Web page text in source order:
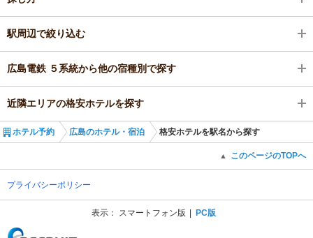
駅周辺で絞り込む
広島電鉄 ５系統から他の宿種別で探す
近隣エリアの格安ホテルを探す
ホテル予約 広島のホテル・宿泊 格安ホテルを駅名から探す
▲ このページのTOPへ
プライバシーポリシー
表示： スマートフォン版 PC版